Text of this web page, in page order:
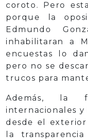
coroto. Pero
porque la
Edmundo
inhabilitaran a
encuestas lo
pero no se
trucos para
Además, la
internacionales y
desde el exterior
la